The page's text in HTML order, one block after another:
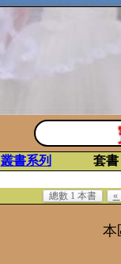
叢書系列 套書
總數 1 本書 «
本